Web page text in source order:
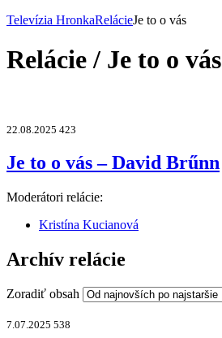
Televízia HronkaRelácieJe to o vás
Relácie / Je to o vás
22.08.2025 423
Je to o vás – David Brűnn
Moderátori relácie:
Kristína Kucianová
Archív relácie
Zoradiť obsah
7.07.2025 538